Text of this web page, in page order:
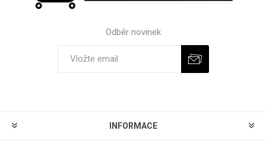
Odběr novinek
INFORMACE